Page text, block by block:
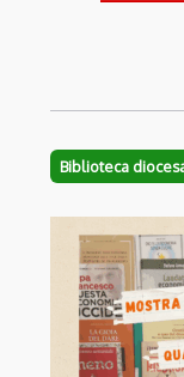
Biblioteca